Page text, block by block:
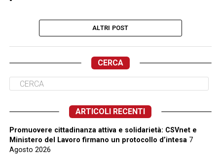
ALTRI POST
CERCA
ARTICOLI RECENTI
Promuovere cittadinanza attiva e solidarietà: CSVnet e
Ministero del Lavoro firmano un protocollo d’intesa 7
Agosto 2026